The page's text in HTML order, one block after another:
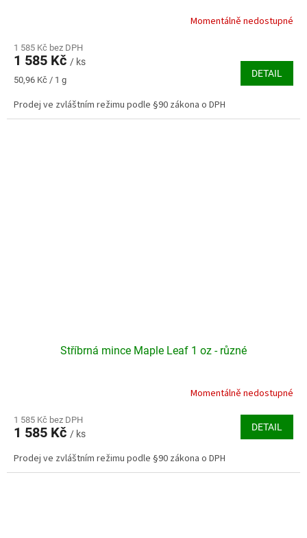
Momentálně nedostupné
1 585 Kč bez DPH
1 585 Kč / ks
Měrná
50,96 Kč / 1 g
DETAIL
Prodej ve zvláštním režimu podle §90 zákona o DPH
Stříbrná mince Maple Leaf 1 oz - různé
produktu
je
z
5
Momentálně nedostupné
1 585 Kč bez DPH
1 585 Kč / ks
DETAIL
Prodej ve zvláštním režimu podle §90 zákona o DPH